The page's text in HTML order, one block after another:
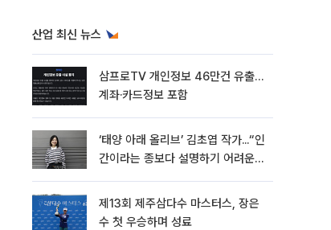
산업 최신 뉴스
삼프로TV 개인정보 46만건 유출…
계좌·카드정보 포함
‘태양 아래 올리브’ 김초엽 작가...“인
간이라는 종보다 설명하기 어려운
뷰]
제13회 제주삼다수 마스터스, 장은
수 첫 우승하며 성료